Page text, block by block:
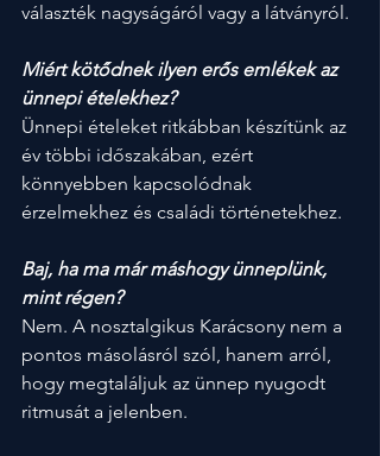
választék nagyságáról vagy a látványról.
Miért kötődnek ilyen erős emlékek az
ünnepi ételekhez?
Ünnepi ételeket ritkábban készítünk az
év többi időszakában, ezért
könnyebben kapcsolódnak
érzelmekhez és családi történetekhez.
Baj, ha ma már máshogy ünneplünk,
mint régen?
Nem. A nosztalgikus Karácsony nem a
pontos másolásról szól, hanem arról,
hogy megtaláljuk az ünnep nyugodt
ritmusát a jelenben.